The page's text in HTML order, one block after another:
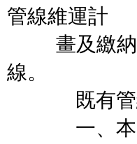
管線維運計
畫及繳納管
線。
既有管線
一、本自